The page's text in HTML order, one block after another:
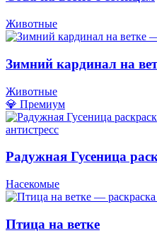
Животные
Зимний кардинал на
Животные
💎 Премиум
Радужная Гусеница
Насекомые
Птица на ветке